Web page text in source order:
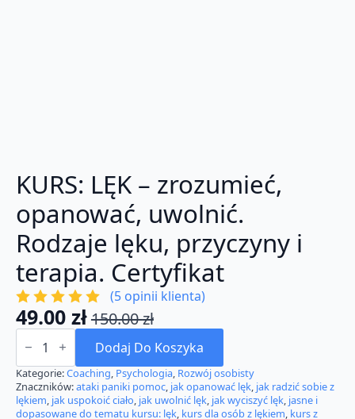
KURS: LĘK – zrozumieć,
opanować, uwolnić.
Rodzaje lęku, przyczyny i
terapia. Certyfikat
(5opinii klienta)
150.00zł
Pierwotna
cena
wynosiła:
150.00 zł.
49.00 zł
Aktualna
cena
wynosi:
49.00 zł.
ilość
KURS:
-
zrozumieć,
opanować,
uwolnić.
Dodaj Do Koszyka
Kategorie:Coaching, Psychologia, Rozwój osobisty
Znaczników:ataki paniki pomoc, jak opanować lęk, jak radzić sobie z
lękiem, jak uspokoić ciało, jak uwolnić lęk, jak wyciszyć lęk, jasne i
dopasowane do tematu kursu: lęk, kurs dla osób z lękiem, kurs z